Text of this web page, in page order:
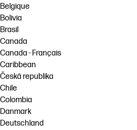
Belgique
Bolivia
Brasil
Canada
Canada - Français
Caribbean
Česká republika
Chile
Colombia
Danmark
Deutschland